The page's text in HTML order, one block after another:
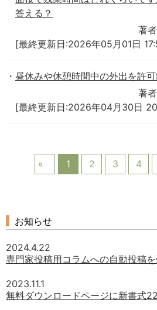
答える？
著
[最終更新日:2026年05月01日
昼休みや休憩時間中の外出を許
著
[最終更新日:2026年04月30日
1
2 3 4
お知らせ
2024.4.22
専門家投稿用コラムへの自動投稿
2023.11.1
無料ダウンロードページに新書式